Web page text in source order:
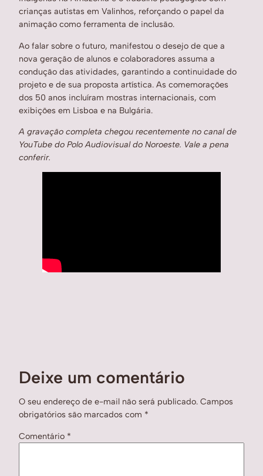
crianças autistas em Valinhos, reforçando o papel da
animação como ferramenta de inclusão.
Ao falar sobre o futuro, manifestou o desejo de que a
nova geração de alunos e colaboradores assuma a
condução das atividades, garantindo a continuidade do
projeto e de sua proposta artística. As comemorações
dos 50 anos incluíram mostras internacionais, com
exibições em Lisboa e na Bulgária.
A gravação completa chegou recentemente no canal de
YouTube do Polo Audiovisual do Noroeste. Vale a pena
conferir.
Deixe um comentário
O seu endereço de e-mail não será publicado. Campos
obrigatórios são marcados com *
Comentário *